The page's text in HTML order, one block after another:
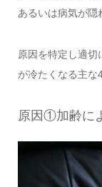
あるいは病気が隠
原因を特定し適切
が冷たくなる主な
原因①加齢に